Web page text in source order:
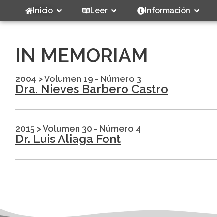
Inicio Leer Información
IN MEMORIAM
2004 >Volumen 19 - Número 3
Dra. Nieves Barbero Castro
2015 >Volumen 30 - Número 4
Dr. Luis Aliaga Font